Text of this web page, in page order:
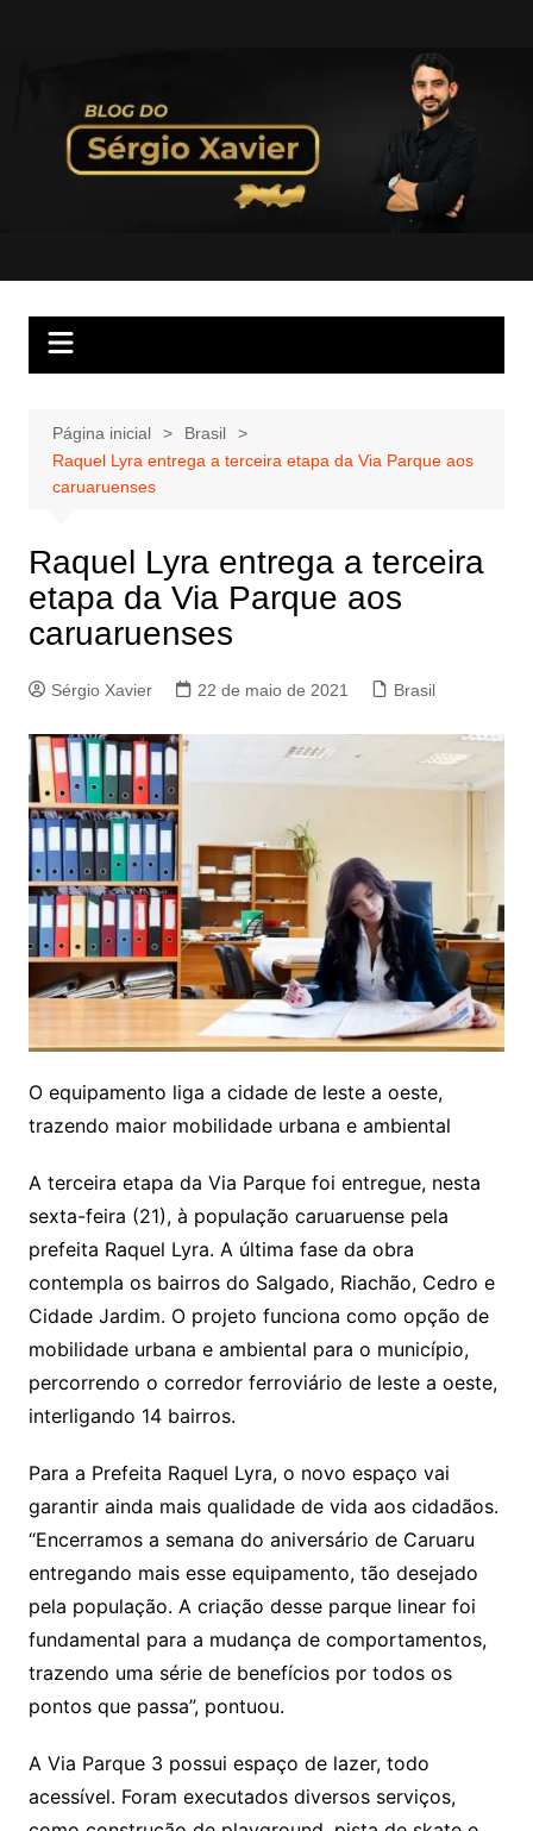
Página inicial
Brasil
Raquel Lyra entrega a terceira etapa da Via Parque aos
caruaruenses
Raquel Lyra entrega a terceira
etapa da Via Parque aos
caruaruenses
Sérgio Xavier 22 de maio de 2021 Brasil
O equipamento liga a cidade de leste a oeste,
trazendo maior mobilidade urbana e ambiental
A terceira etapa da Via Parque foi entregue, nesta
sexta-feira (21), à população caruaruense pela
prefeita Raquel Lyra. A última fase da obra
contempla os bairros do Salgado, Riachão, Cedro e
Cidade Jardim. O projeto funciona como opção de
mobilidade urbana e ambiental para o município,
percorrendo o corredor ferroviário de leste a oeste,
interligando 14 bairros.
Para a Prefeita Raquel Lyra, o novo espaço vai
garantir ainda mais qualidade de vida aos cidadãos.
“Encerramos a semana do aniversário de Caruaru
entregando mais esse equipamento, tão desejado
pela população. A criação desse parque linear foi
fundamental para a mudança de comportamentos,
trazendo uma série de benefícios por todos os
pontos que passa”, pontuou.
A Via Parque 3 possui espaço de lazer, todo
acessível. Foram executados diversos serviços,